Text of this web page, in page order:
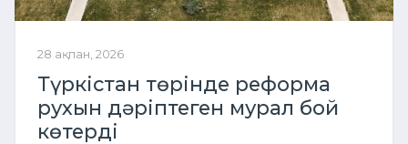
28 ақпан, 2026
Түркістан төрінде реформа
рухын дәріптеген мурал бой
көтерді